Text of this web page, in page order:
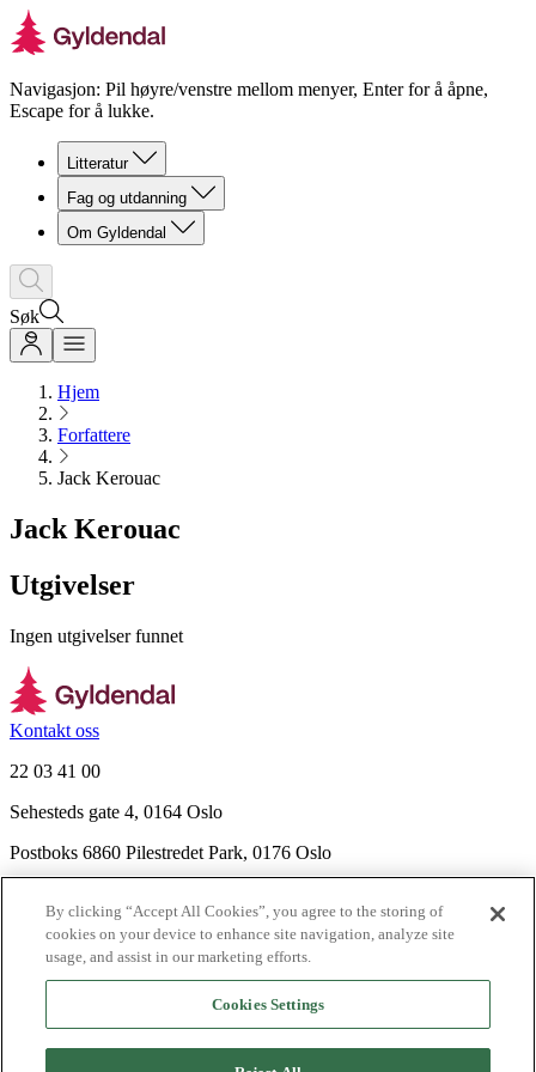
Navigasjon: Pil høyre/venstre mellom menyer, Enter for å åpne,
Escape for å lukke.
Litteratur
Fag og utdanning
Om Gyldendal
Søk
Hjem
Forfattere
Jack Kerouac
Jack Kerouac
Utgivelser
Ingen utgivelser funnet
Kontakt oss
22 03 41 00
Sehesteds gate 4, 0164 Oslo
Postboks 6860 Pilestredet Park, 0176 Oslo
Nyhetsbrev
Ledige stillinger
Send inn manus
By clicking “Accept All Cookies”, you agree to the storing of
cookies on your device to enhance site navigation, analyze site
usage, and assist in our marketing efforts.
Cookies Settings